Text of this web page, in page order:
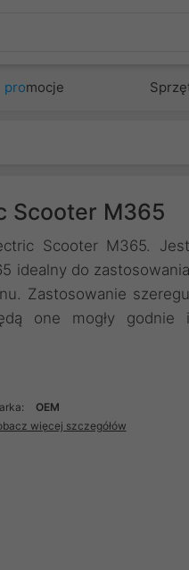
promocje
Scooter M365
Scooter M365. Jest
idealny do zastosowania
Zastosowanie szeregu
one mogły godnie i
OEM
więcej szczegółów